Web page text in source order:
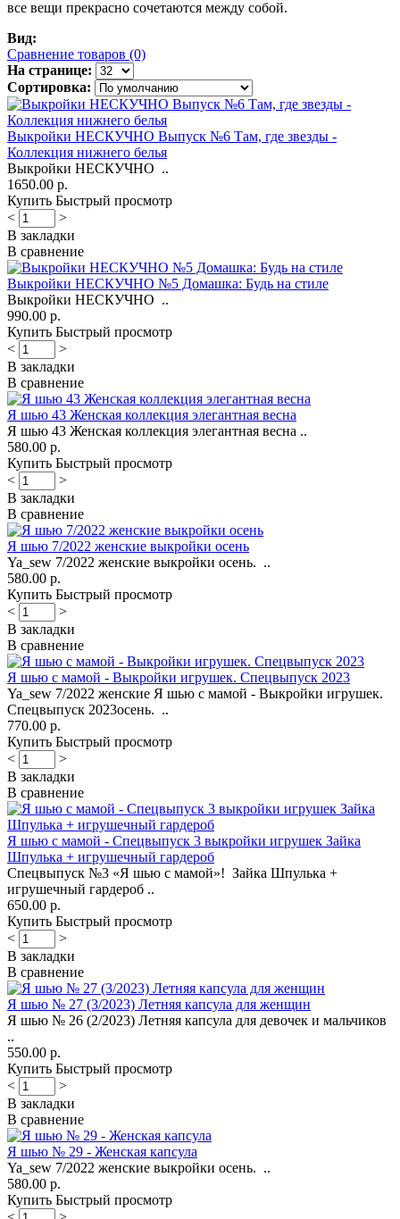
все вещи прекрасно сочетаются между собой.
Вид:
Сравнение товаров (0)
На странице:
Сортировка:
Выкройки НЕСКУЧНО Выпуск №6 Там, где звезды -
Коллекция нижнего белья
Выкройки НЕСКУЧНО ..
1650.00 р.
Купить Быстрый просмотр
<
>
В закладки
В сравнение
Выкройки НЕСКУЧНО №5 Домашка: Будь на стиле
Выкройки НЕСКУЧНО ..
990.00 р.
Купить Быстрый просмотр
<
>
В закладки
В сравнение
Я шью 43 Женская коллекция элегантная весна
Я шью 43 Женская коллекция элегантная весна ..
580.00 р.
Купить Быстрый просмотр
<
>
В закладки
В сравнение
Я шью 7/2022 женские выкройки осень
Ya_sew 7/2022 женские выкройки осень. ..
580.00 р.
Купить Быстрый просмотр
<
>
В закладки
В сравнение
Я шью с мамой - Выкройки игрушек. Спецвыпуск 2023
Ya_sew 7/2022 женские Я шью с мамой - Выкройки игрушек.
Спецвыпуск 2023осень. ..
770.00 р.
Купить Быстрый просмотр
<
>
В закладки
В сравнение
Я шью с мамой - Спецвыпуск 3 выкройки игрушек Зайка
Шпулька + игрушечный гардероб
Спецвыпуск №3 «Я шью с мамой»! Зайка Шпулька +
игрушечный гардероб ..
650.00 р.
Купить Быстрый просмотр
<
>
В закладки
В сравнение
Я шью № 27 (3/2023) Летняя капсула для женщин
Я шью № 26 (2/2023) Летняя капсула для девочек и мальчиков
..
550.00 р.
Купить Быстрый просмотр
<
>
В закладки
В сравнение
Я шью № 29 - Женская капсула
Ya_sew 7/2022 женские выкройки осень. ..
580.00 р.
Купить Быстрый просмотр